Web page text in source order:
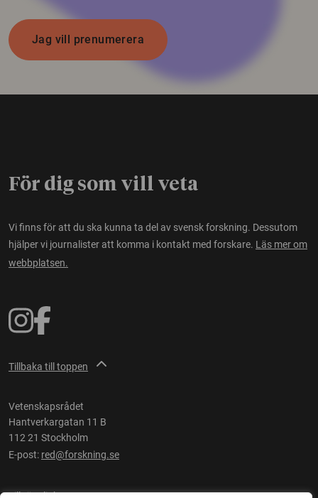
Jag vill prenumerera
För dig som vill veta
Vi finns för att du ska kunna ta del av svensk forskning. Dessutom
hjälper vi journalister att komma i kontakt med forskare. Läs mer om
webbplatsen.
Tillbaka till toppen
Vetenskapsrådet
Hantverkargatan 11 B
112 21 Stockholm
E-post: red@forskning.se
Tillgänglighet